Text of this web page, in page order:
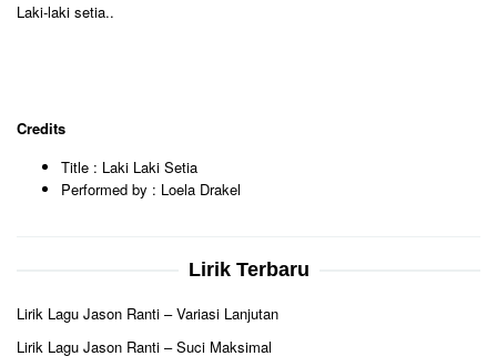
Laki-laki setia..
Credits
Title : Laki Laki Setia
Performed by : Loela Drakel
Lirik Terbaru
Lirik Lagu Jason Ranti – Variasi Lanjutan
Lirik Lagu Jason Ranti – Suci Maksimal